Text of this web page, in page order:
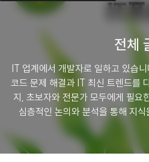
전체
IT 업계에서 개발자로 일하고 있습
코드 문제 해결과 IT 최신 트렌드를
지, 초보자와 전문가 모두에게 필요
심층적인 논의와 분석을 통해 지